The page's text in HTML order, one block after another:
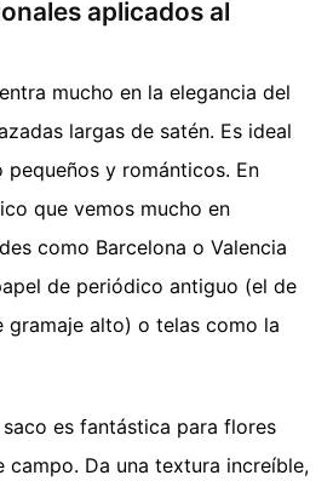
aplicados al
mucho en la elegancia del
largas de satén. Es ideal
pequeños y románticos. En
que vemos mucho en
como Barcelona o Valencia
de periódico antiguo (el de
gramaje alto) o telas como la
es fantástica para flores
campo. Da una textura increíble,